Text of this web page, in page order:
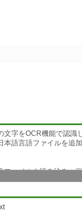
文字をOCR機能で認識
本語言語ファイルを追
ファイルを読み込み、
す。認識後に自動的に
「クリップボードにコ
BMP/JPEG/PNG/GIF/